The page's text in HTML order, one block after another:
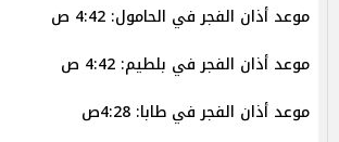
موعد أذان الفجر في الحامول: 4:42 ص
موعد أذان الفجر في بلطيم: 4:42 ص
موعد أذان الفجر في طابا: 4:28ص